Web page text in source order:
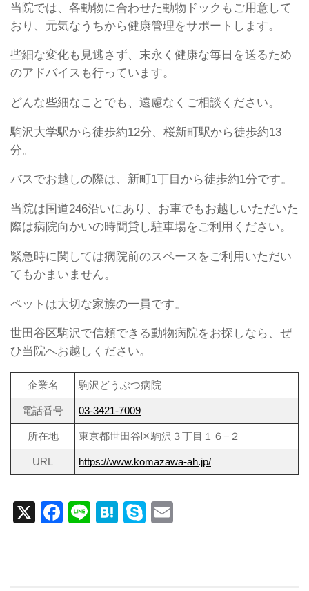
当院では、各動物に合わせた動物ドックもご用意して
おり、元気なうちから健康管理をサポートします。
些細な変化も見逃さず、末永く健康な毎日を送るため
のアドバイスも行っています。
どんな些細なことでも、遠慮なくご相談ください。
駒沢大学駅から徒歩約12分、桜新町駅から徒歩約13
分。
バスでお越しの際は、新町1丁目から徒歩約1分です。
当院は国道246沿いにあり、お車でもお越しいただいた
際は病院向かいの時間貸し駐車場をご利用ください。
緊急時に関しては病院前のスペースをご利用いただい
てもかまいません。
ペットは大切な家族の一員です。
世田谷区駒沢で信頼できる動物病院をお探しなら、ぜ
ひ当院へお越しください。
企業名 駒沢どうぶつ病院
電話番号 03-3421-7009
所在地 東京都世田谷区駒沢３丁目１６−２
URL https://www.komazawa-ah.jp/
X Facebook
LineHatena
Skype